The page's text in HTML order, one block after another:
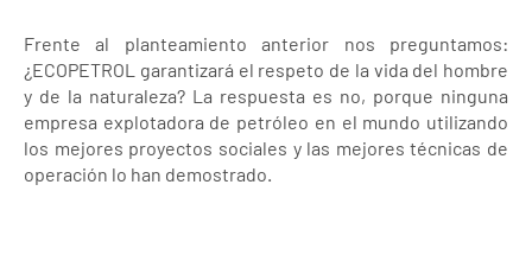
Frente al planteamiento anterior nos preguntamos:
¿ECOPETROL garantizará el respeto de la vida del hombre
y de la naturaleza? La respuesta es no, porque ninguna
empresa explotadora de petróleo en el mundo utilizando
los mejores proyectos sociales y las mejores técnicas de
operación lo han demostrado.